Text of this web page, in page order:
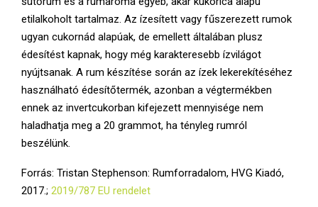
etilalkoholt tartalmaz. Az ízesített vagy fűszerezett rumok
ugyan cukornád alapúak, de emellett általában plusz
édesítést kapnak, hogy még karakteresebb ízvilágot
nyújtsanak. A rum készítése során az ízek lekerekítéséhez
használható édesítőtermék, azonban a végtermékben
ennek az invertcukorban kifejezett mennyisége nem
haladhatja meg a 20 grammot, ha tényleg rumról
beszélünk.
Forrás: Tristan Stephenson: Rumforradalom, HVG Kiadó,
2017.; 2019/787 EU rendelet